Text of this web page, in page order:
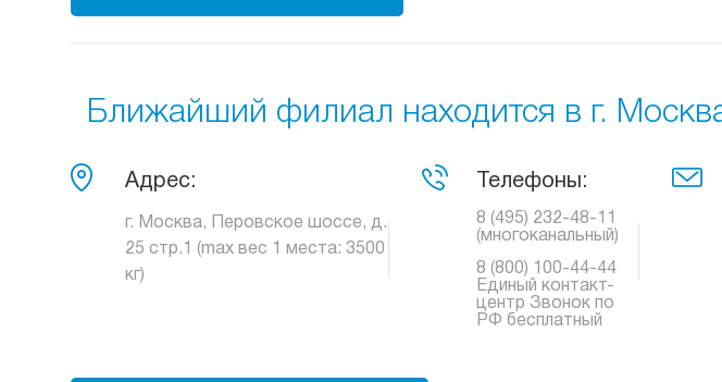
Ближайший филиал находится в г.
Адрес:
г. Москва, Перовское шоссе, д.
25 стр.1 (max вес 1 места: 3500
кг)
Телефоны:
8 (495) 232-48-11
(многоканальный)
8 (800) 100-44-44
Единый контакт-
центр Звонок по
РФ бесплатный